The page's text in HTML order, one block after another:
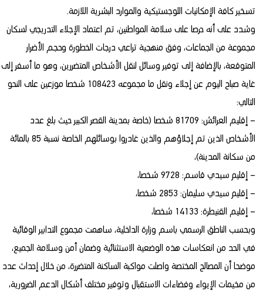
تسخير كافة الإمكانيات اللوجستيكية والموارد البشرية اللازمة.
وشدد على أنه حرصا على سلامة المواطنين، تم اعتماد الإجلاء التدريجي لسكان
مجموعة من الجماعات، وفق منهجية تراعي درجات الخطورة وحجم الأضرار
المتوقعة، بالإضافة إلى توفير وسائل لنقل الأشخاص المتضررين، وهو ما أسفر إلى
غاية صباح اليوم عن إجلاء ونقل ما مجموعه 108423 شخصا موزعين على النحو
التالي:
– إقليم العرائش: 81709 شخصا (خاصة بمدينة القصر الكبير حيث بلغ عدد
الأشخاص الذين تم إجلاؤهم والذين غادروا بوسائلهم الخاصة نسبة 85 بالمائة
من سكانة المدينة)،
– إقليم سيدي قاسم: 9728 شخصا،
– إقليم سيدي سليمان: 2853 شخصا،
– إقليم القنيطرة: 14133 شخصا،
وبحسب الناطق الرسمي باسم وزارة الداخلية، ساهمت مجموع التدابير الوقائية
في الحد من انعكاسات هذه الوضعية الاستثنائية وضمان أمن وسلامة الجميع،
موضحا أن المصالح المختصة واصلت مواكبة الساكنة المتضررة، من خلال إحداث عدد
من مخيمات الإيواء وفضاءات الاستقبال وتوفير مختلف أشكال الدعم الضرورية،